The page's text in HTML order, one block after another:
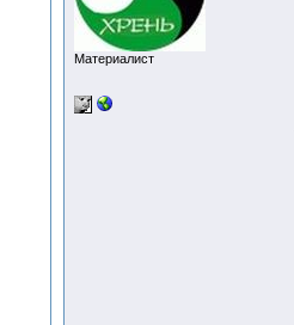
Материалист